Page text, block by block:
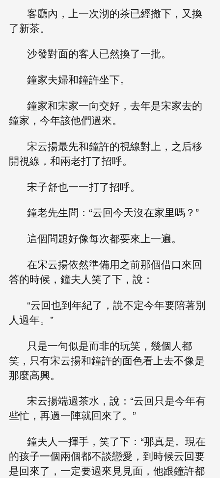
客廳內，上一次沏的茶已經撤下，又換
了新茶。
沙發對面的客人已然換了一批。
鐘家夫婦和鐘許坐下。
鐘家和宋家一向交好，去年是宋家去的
鐘家，今年該他們過來。
宋云揚最先和鐘許的視線對上，之后移
開視線，和兩老打了招呼。
宋子舒也一一打了招呼。
鐘老先生問：“云回今天沒在家里嗎？”
這個問題好像每次都要來上一遍。
在宋云揚依然準備用之前那個借口來回
答的時候，鐘夫人笑了下，說：
“云回也到年紀了，說不定今年要陪著別
人過年。”
只是一句似是而非的玩笑，幾個人都
笑，只有宋云揚和鐘許的面色看上去不像是
那麼高興。
宋云揚端過茶水，說：“云回只是今年有
些忙，再過一陣就回來了。”
鐘夫人一揮手，笑了下：“那真是。現在
的孩子一個兩個都不談戀愛，到時候云回要
是回來了，一定要過來見見面，他跟鐘許都